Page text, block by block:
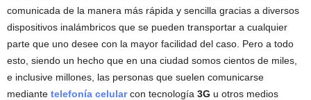
comunicada de la manera más rápida y sencilla gracias a diversos
dispositivos inalámbricos que se pueden transportar a cualquier
parte que uno desee con la mayor facilidad del caso. Pero a todo
esto, siendo un hecho que en una ciudad somos cientos de miles,
e inclusive millones, las personas que suelen comunicarse
mediante telefonía celularcon tecnología 3G u otros medios